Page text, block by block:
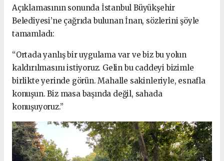
Açıklamasının sonunda İstanbul Büyükşehir
Belediyesi’ne çağrıda bulunan İnan, sözlerini şöyle
tamamladı:
“Ortada yanlış bir uygulama var ve biz bu yolun
kaldırılmasını istiyoruz. Gelin bu caddeyi bizimle
birlikte yerinde görün. Mahalle sakinleriyle, esnafla
konuşun. Biz masa başında değil, sahada
konuşuyoruz.”